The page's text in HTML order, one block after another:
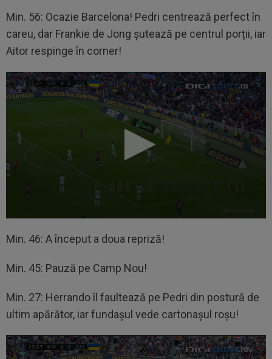
Min. 56: Ocazie Barcelona! Pedri centrează perfect în
careu, dar Frankie de Jong șutează pe centrul porții, iar
Aitor respinge în corner!
Min. 46: A început a doua repriză!
Min. 45: Pauză pe Camp Nou!
Min. 27: Herrando îl faultează pe Pedri din postură de
ultim apărător, iar fundașul vede cartonașul roșu!